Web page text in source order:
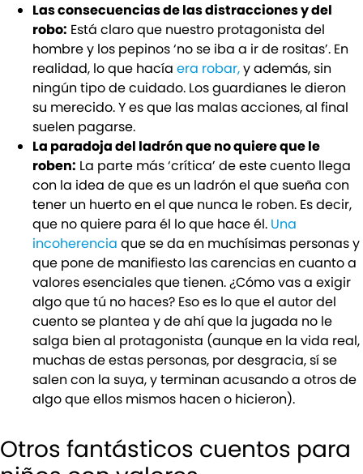
Las consecuencias de las distracciones y del
robo: Está claro que nuestro protagonista del
hombre y los pepinos ‘no se iba a ir de rositas’. En
realidad, lo que hacía era robar,y además, sin
ningún tipo de cuidado. Los guardianes le dieron
su merecido. Y es que las malas acciones, al final
suelen pagarse.
La paradoja del ladrón que no quiere que le
roben: La parte más ‘crítica’ de este cuento llega
con la idea de que es un ladrón el que sueña con
tener un huerto en el que nunca le roben. Es decir,
que no quiere para él lo que hace él. Una
incoherencia que se da en muchísimas personas y
que pone de manifiesto las carencias en cuanto a
valores esenciales que tienen. ¿Cómo vas a exigir
algo que tú no haces? Eso es lo que el autor del
cuento se plantea y de ahí que la jugada no le
salga bien al protagonista (aunque en la vida real,
muchas de estas personas, por desgracia, sí se
salen con la suya, y terminan acusando a otros de
algo que ellos mismos hacen o hicieron).
Otros fantásticos cuentos para